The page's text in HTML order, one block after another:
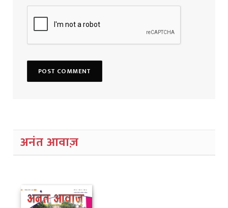
अनंत आवाज़